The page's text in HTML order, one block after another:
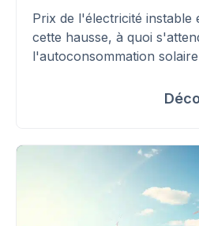
Prix de l'électricité instable
cette hausse, à quoi
l'autoconsommation